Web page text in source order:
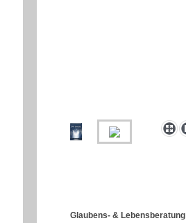
Glaubens- & Lebensberatung